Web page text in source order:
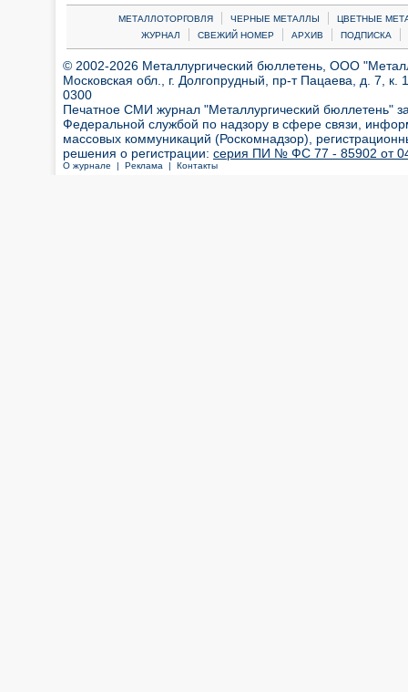
МЕТАЛЛОТОРГОВЛЯ | ЧЕРНЫЕ МЕТАЛЛЫ |
ЦВЕТНЫЕ
ЖУРНАЛ
| СВЕЖИЙ НОМЕР | АРХИВ | ПОДПИСКА |
© 2002-2026 Металлургический бюллетень, ООО
Московская обл., г. Долгопрудный, пр-т Пацаева, д. 7,
0300
Печатное СМИ журнал "Металлургический бюллетень"
Федеральной службой по надзору в сфере связи,
массовых коммуникаций (Роскомнадзор),
решения о регистрации: серия ПИ № ФС 77 - 85902 от 04
О журнале | Реклама | Контакты